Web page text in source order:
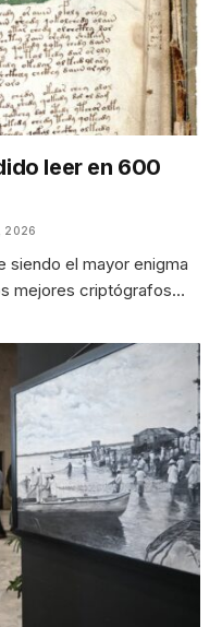
leer en 600
2026
siendo el mayor enigma
mejores criptógrafos…